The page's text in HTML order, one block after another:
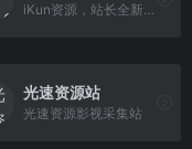
iKun资源，站长全新盈利模式，采集送现金赞助，资源实时更新，三网直连，百G宽带秒播秒拖，国内CDN，全网最全片库，一家顶三家！资源永久免费！欢迎采集。
光速资源站
光速资源影视采集站